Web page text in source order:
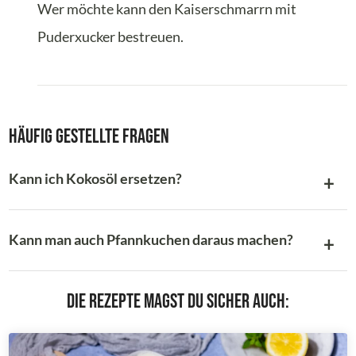
Wer möchte kann den Kaiserschmarrn mit
Puderxucker bestreuen.
Häufig gestellte Fragen
Kann ich Kokosöl ersetzen?
Kann man auch Pfannkuchen daraus machen?
Die Rezepte magst du sicher auch: